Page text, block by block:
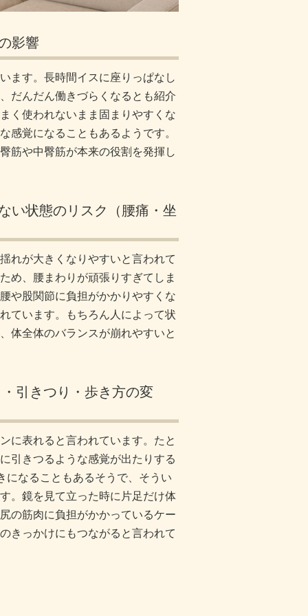
影響
ます。長時間イスに座りっぱなし
だんだん働きづらくなるとも紹介
く使われないまま固まりやすくな
覚になることもあるようです。
筋や中臀筋が本来の役割を発揮し
い状態のリスク（腰痛・坐
れが大きくなりやすいと言われて
め、腰まわりが頑張りすぎてしま
や股関節に負担がかかりやすくな
ています。もちろん人によって状
体全体のバランスが崩れやすいと
引きつり・歩き方の変
に表れると言われています。たと
引きつるような感覚が出たりする
になることもあるそうで、そうい
。鏡を見て立った時に片足だけ体
の筋肉に負担がかかっているケー
きっかけにもつながると言われて